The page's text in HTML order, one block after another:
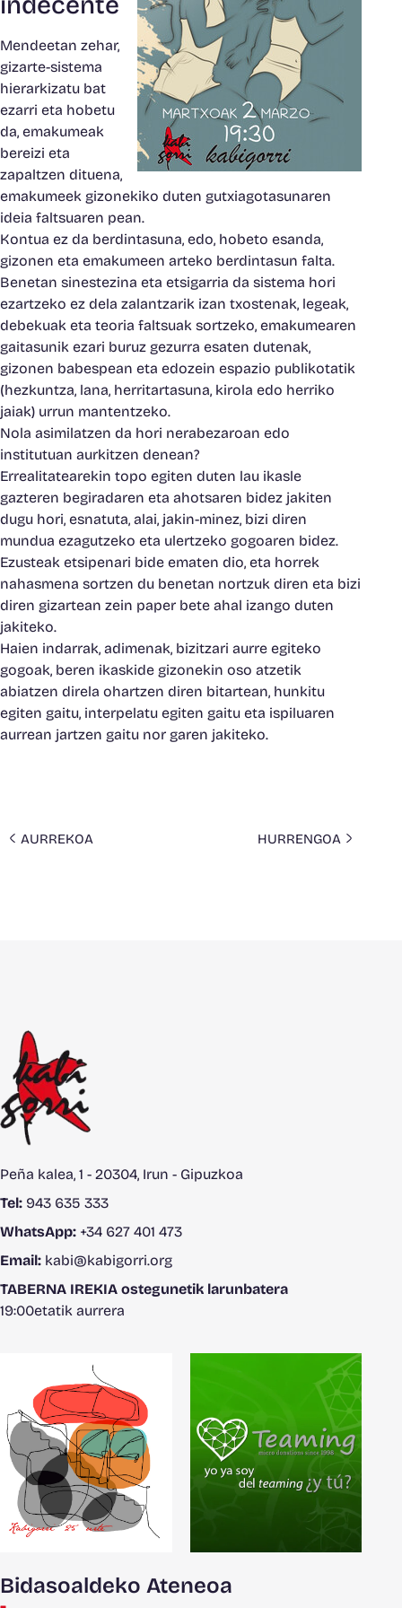
Mendeetan zehar,
gizarte-sistema
hierarkizatu bat
ezarri eta hobetu
da, emakumeak
bereizi eta
zapaltzen dituena,
emakumeek gizonekiko duten gutxiagotasunaren
ideia faltsuaren pean.
Kontua ez da berdintasuna, edo, hobeto esanda,
gizonen eta emakumeen arteko berdintasun falta.
Benetan sinestezina eta etsigarria da sistema hori
ezartzeko ez dela zalantzarik izan txostenak, legeak,
debekuak eta teoria faltsuak sortzeko, emakumearen
gaitasunik ezari buruz gezurra esaten dutenak,
gizonen babespean eta edozein espazio publikotatik
(hezkuntza, lana, herritartasuna, kirola edo herriko
jaiak) urrun mantentzeko.
Nola asimilatzen da hori nerabezaroan edo
institutuan aurkitzen denean?
Errealitatearekin topo egiten duten lau ikasle
gazteren begiradaren eta ahotsaren bidez jakiten
dugu hori, esnatuta, alai, jakin-minez, bizi diren
mundua ezagutzeko eta ulertzeko gogoaren bidez.
Ezusteak etsipenari bide ematen dio, eta horrek
nahasmena sortzen du benetan nortzuk diren eta bizi
diren gizartean zein paper bete ahal izango duten
jakiteko.
Haien indarrak, adimenak, bizitzari aurre egiteko
gogoak, beren ikaskide gizonekin oso atzetik
abiatzen direla ohartzen diren bitartean, hunkitu
egiten gaitu, interpelatu egiten gaitu eta ispiluaren
aurrean jartzen gaitu nor garen jakiteko.
AURREKOA HURRENGOA
Peña kalea, 1 - 20304, Irun - Gipuzkoa
Tel: 943 635 333
WhatsApp: +34 627 401 473
Email: kabi@kabigorri.org
TABERNA IREKIA ostegunetik larunbatera
19:00etatik aurrera
Bidasoaldeko Ateneoa